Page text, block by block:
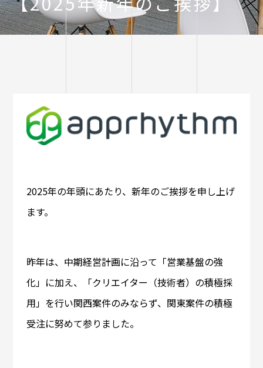
2025年の年頭にあたり、新年のご挨拶を申し上げ
ます。
昨年は、中期経営計画に沿って「営業基盤の強
化」に加え、「クリエイター（技術者）の積極採
用」を行い関西案件のみならず、関東案件の積極
受注に努めて参りました。